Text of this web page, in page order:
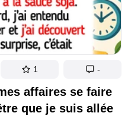
affaires se faire
que je suis allée
1 -